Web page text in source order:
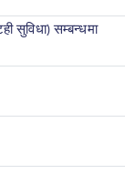
सुविधा) सम्बन्धमा